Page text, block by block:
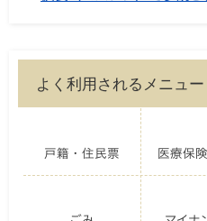
よく利用されるメニュー
戸籍・住民票 医療保